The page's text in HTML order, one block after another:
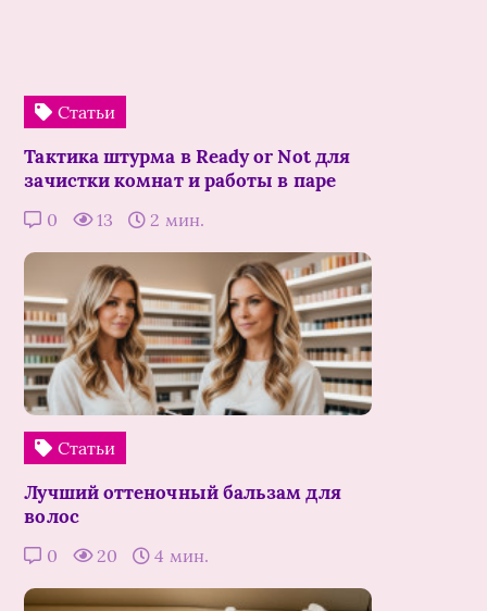
Статьи
Тактика штурма в Ready or Not для
зачистки комнат и работы в паре
0 13 2 мин.
Статьи
Лучший оттеночный бальзам для
волос
0 20 4 мин.